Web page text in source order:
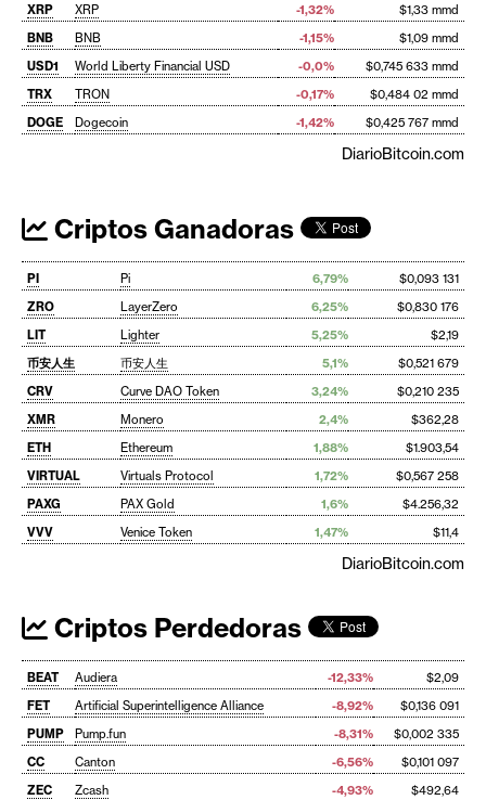
XRP
XRP -1,32%
$1,33 mmd
BNB
BNB -1,15%
$1,09 mmd
USD1
World Liberty Financial USD -0,0%
$0,745 633 mmd
TRX
TRON -0,17%
$0,484 02 mmd
DOGE
Dogecoin -1,42% $0,425 767 mmd
DiarioBitcoin.com
Criptos Ganadoras
PI Pi 6,79%
$0,093 131
ZRO
LayerZero 6,25%
$0,830 176
LIT
Lighter 5,25%
$2,19
币安人生
币安人生 5,1%
$0,521 679
CRV
Curve DAO Token 3,24%
$0,210 235
XMR
Monero 2,4%
$362,28
ETH
Ethereum 1,88%
$1.903,54
VIRTUAL
Virtuals Protocol 1,72%
$0,567 258
PAXG
PAX Gold 1,6%
$4.256,32
VVV
Venice Token 1,47% $11,4
DiarioBitcoin.com
Criptos Perdedoras
BEAT Audiera -12,33%
$2,09
FET
Artificial Superintelligence Alliance -8,92%
$0,136 091
PUMP
Pump.fun -8,31%
$0,002 335
CC
Canton -6,56%
$0,101 097
ZEC
Zcash -4,93% $492,64